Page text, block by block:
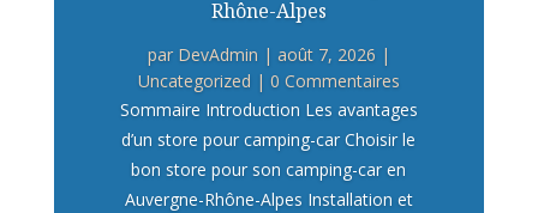
Rhône-Alpes
par DevAdmin | août 7, 2026 |
Uncategorized | 0 Commentaires
Sommaire Introduction Les avantages
d’un store pour camping-car Choisir le
bon store pour son camping-car en
Auvergne-Rhône-Alpes Installation et